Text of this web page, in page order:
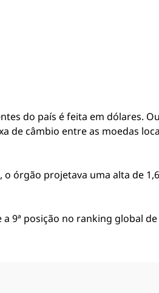
do país é feita em dólares.
de câmbio entre as moedas
órgão projetava uma alta de
9ª posição no ranking global